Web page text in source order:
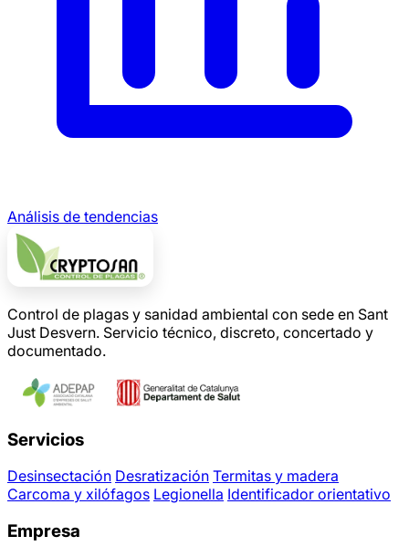
Análisis de tendencias
Control de plagas y sanidad ambiental con sede en Sant
Just Desvern. Servicio técnico, discreto, concertado y
documentado.
Servicios
Desinsectación Desratización Termitas y madera
Carcoma y xilófagos Legionella Identificador orientativo
Empresa